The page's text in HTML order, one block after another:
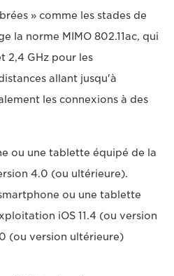
» comme les stades de
la norme MIMO 802.11ac, qui
2,4 GHz pour les
allant jusqu'à
les connexions à des
ou une tablette équipé de la
4.0 (ou ultérieure).
ou une tablette
iOS 11.4 (ou version
(ou version ultérieure)